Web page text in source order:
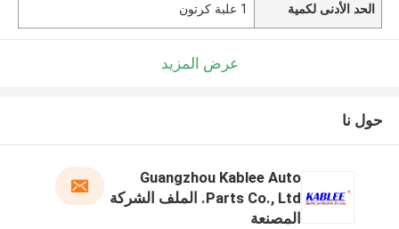
الحد الأدنى لكمية 1 علبة كرتون
عرض المزيد
حول نا
Guangzhou Kablee Auto
Parts Co., Ltd. الملف الشركة
المصنعة